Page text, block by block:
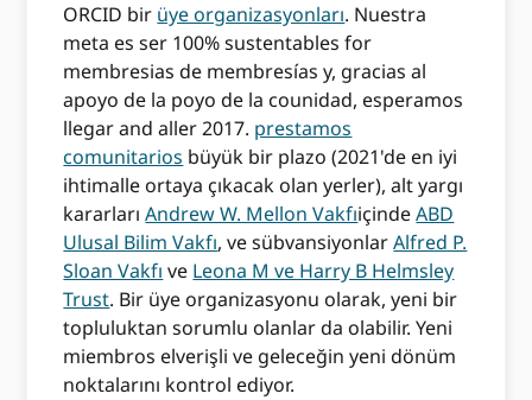
ORCID bir üye organizasyonları. Nuestra
meta es ser 100% sustentables for
membresias de membresías y, gracias al
apoyo de la poyo de la counidad, esperamos
llegar and aller 2017. prestamos
comunitarios büyük bir plazo (2021'de en iyi
ihtimalle ortaya çıkacak olan yerler), alt yargı
kararlarıAndrew W. Mellon VakfıiçindeABD
Ulusal Bilim Vakfı, ve sübvansiyonlarAlfred P.
Sloan Vakfı ve Leona M ve Harry B Helmsley
Trust. Bir üye organizasyonu olarak, yeni bir
topluluktan sorumlu olanlar da olabilir. Yeni
miembros elverişli ve geleceğin yeni dönüm
noktalarını kontrol ediyor.